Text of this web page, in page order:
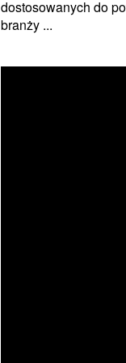
dostosowanych do
branży ...